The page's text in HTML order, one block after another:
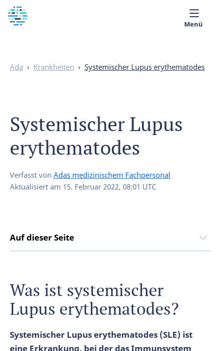
Medizinische Bibliothek
Menü
Ada › Krankheiten › Systemischer Lupus erythematodes
Systemischer Lupus
erythematodes
Verfasst von Adas medizinischem Fachpersonal
Aktualisiert am 15. Februar 2022, 08:01 UTC
Auf dieser Seite
Was ist systemischer
Lupus erythematodes?
Systemischer Lupus erythematodes (SLE) ist
eine Erkrankung, bei der das Immunsystem